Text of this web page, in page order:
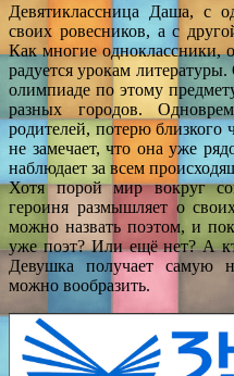
Девятиклассница Даша, с
своих ровесников, а с
Как многие одноклассники,
радуется урокам
олимпиаде по этому
разных городов.
родителей, потерю
не замечает, что она уже
наблюдает за всем
Хотя порой мир вокруг
героиня размышляет о
можно назвать поэтом, и
уже поэт? Или ещё нет? А
Девушка получает самую
можно вообразить.